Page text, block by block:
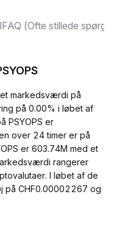
FAQ (Ofte stillede
markedsværdi på
på 0.00% i løbet af
PSYOPS er
over 24 timer er på
er 603.74M med et
rangerer
I løbet af de
på CHF0.00002267 og